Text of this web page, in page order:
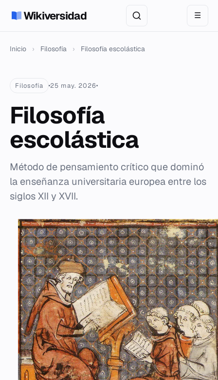
Wikiversidad ☰
Inicio › Filosofía › Filosofía escolástica
Filosofía 25 may. 2026
Filosofía
escolástica
Método de pensamiento crítico que dominó
la enseñanza universitaria europea entre los
siglos XII y XVII.